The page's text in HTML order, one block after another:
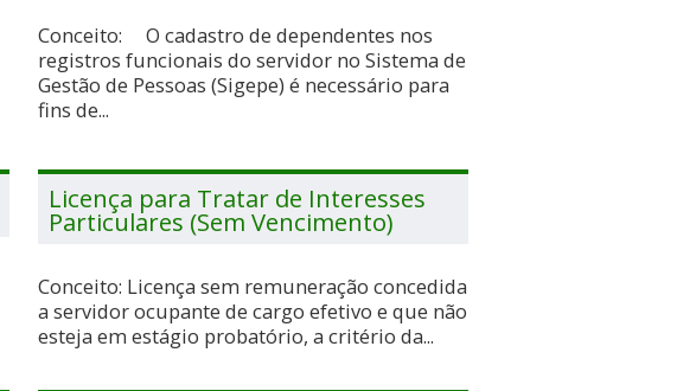
Conceito: O cadastro de dependentes nos
registros funcionais do servidor no Sistema de
Gestão de Pessoas (Sigepe) é necessário para
fins de...
Licença para Tratar de Interesses
Particulares (Sem Vencimento)
Conceito: Licença sem remuneração concedida
a servidor ocupante de cargo efetivo e que não
esteja em estágio probatório, a critério da...